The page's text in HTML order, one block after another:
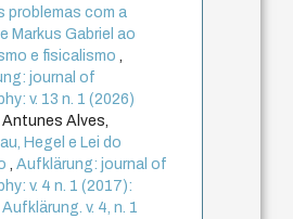
problemas com a
Markus Gabriel ao
e fisicalismo
journal of
v. 13 n. 1 (2026)
Alves,
Hegel e Lei do
,Aufklärung: journal of
v. 4 n. 1 (2017):
v. 4, n. 1